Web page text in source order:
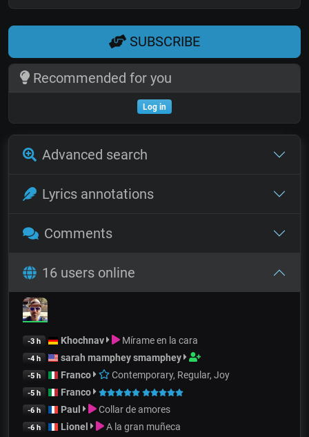
SUBSCRIBE
Recommended for you
Log in
Advanced search
Lyrics annotations
Comments
16 users online
-3 h Khochnav Mírame en la cara
-4 h sarah mamphey smamphey
-5 h Franco Contemporary, Regular, Joy
-5 h Franco
-6 h Paul Collar de amores
-6 h Lionel A la gran muñeca